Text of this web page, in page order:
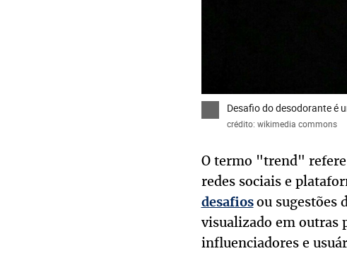
Desafio do desodorante é
crédito: wikimedia commons
O termo "trend"
redes sociais e
desafiosou sugestões
visualizado em outras
influenciadores e